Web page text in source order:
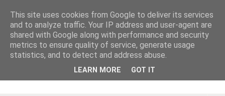
This site uses cookies from Google to deliver its services
and to analyze traffic. Your IP address and user-agent are
shared with Google along with performance and security
metrics to ensure quality of service, generate usage
statistics, and to detect and address abuse.
LEARN MORE GOT IT